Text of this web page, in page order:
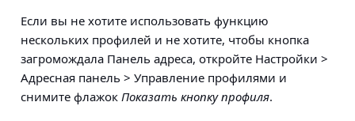
Если вы не хотите использовать функцию
нескольких профилей и не хотите, чтобы кнопка
загромождала Панель адреса, откройте Настройки >
Адресная панель > Управление профилями и
снимите флажок Показать кнопку профиля.